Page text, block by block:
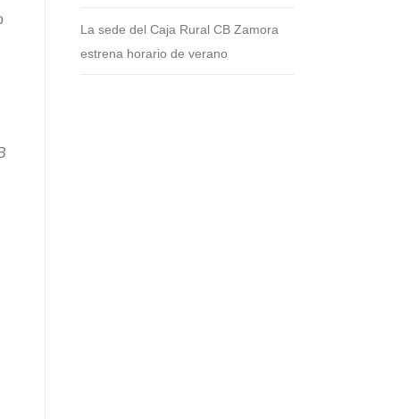
La sede del Caja Rural CB Zamora
estrena horario de verano